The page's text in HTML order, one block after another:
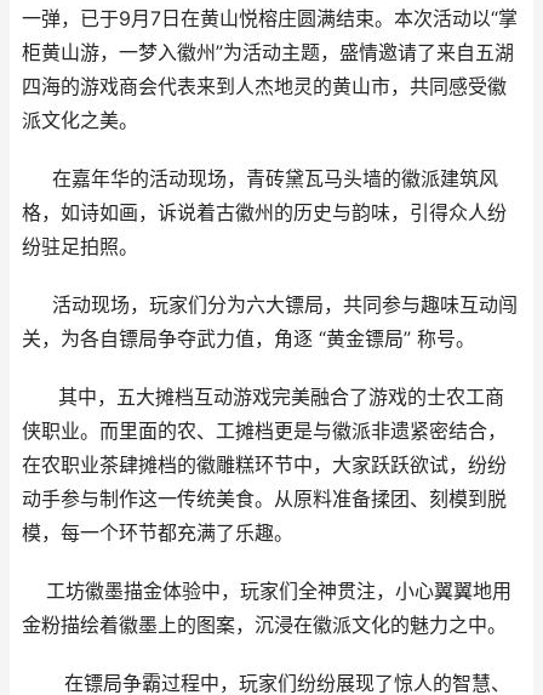
一弹，已于9月7日在黄山悦榕庄圆满结束。本次活动以“掌
柜黄山游，一梦入徽州”为活动主题，盛情邀请了来自五湖
四海的游戏商会代表来到人杰地灵的黄山市，共同感受徽
派文化之美。
在嘉年华的活动现场，青砖黛瓦马头墙的徽派建筑风
格，如诗如画，诉说着古徽州的历史与韵味，引得众人纷
纷驻足拍照。
活动现场，玩家们分为六大镖局，共同参与趣味互动闯
关，为各自镖局争夺武力值，角逐 “黄金镖局” 称号。
其中，五大摊档互动游戏完美融合了游戏的士农工商
侠职业。而里面的农、工摊档更是与徽派非遗紧密结合，
在农职业茶肆摊档的徽雕糕环节中，大家跃跃欲试，纷纷
动手参与制作这一传统美食。从原料准备揉团、刻模到脱
模，每一个环节都充满了乐趣。
工坊徽墨描金体验中，玩家们全神贯注，小心翼翼地用
金粉描绘着徽墨上的图案，沉浸在徽派文化的魅力之中。
在镖局争霸过程中，玩家们纷纷展现了惊人的智慧、